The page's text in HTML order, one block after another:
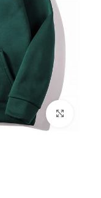
بزرگنمایی